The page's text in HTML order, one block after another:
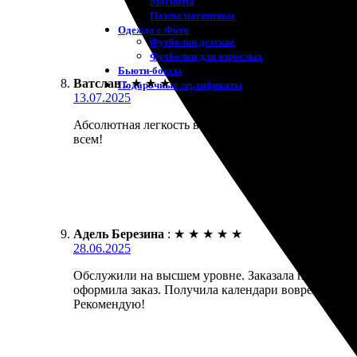
Пазлы магнитные
Одежда с Фото
Футболки детские
Футболки для взрослых
Бьюти-боксы
Подарочные сертификаты
Ватслав : ★ ★ ★ ★ ★
13.07.2025
Абсолютная легкость в оформлении заказа.
всем!
Адель Березина : ★ ★ ★ ★ ★
28.06.2025
Обслужили на высшем уровне. Заказала печать
оформила заказ. Получила календари вовремя,
Рекомендую!